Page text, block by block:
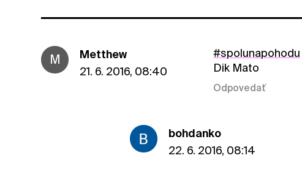
M
Metthew
21. 6. 2016, 08:40
#spolunapohodu
Dik Mato
Odpovedať
bohdanko
22. 6. 2016, 08:14